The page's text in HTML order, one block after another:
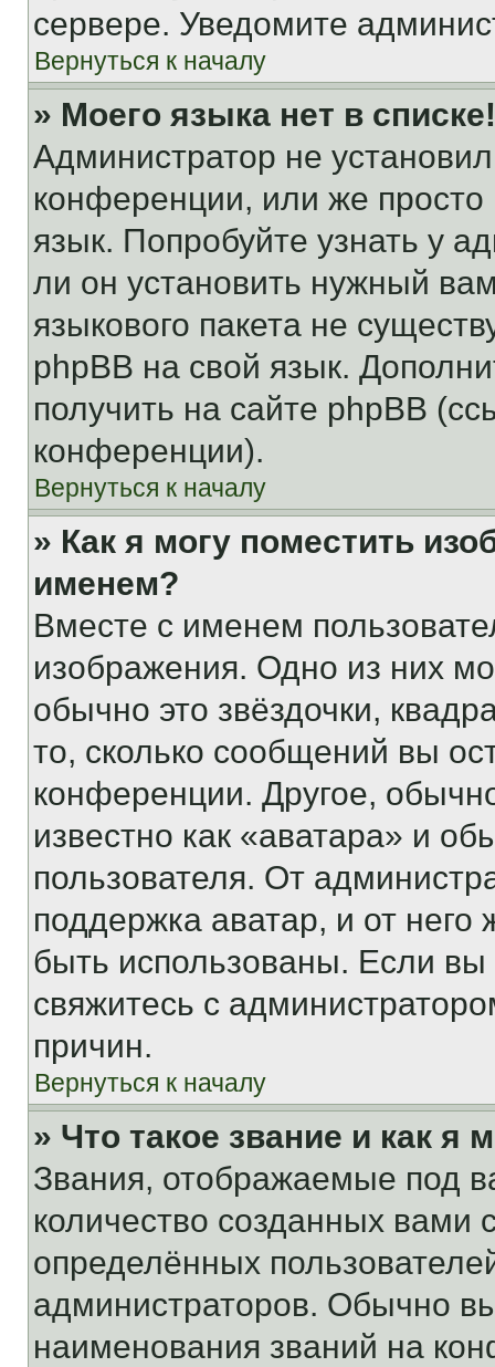
сервере. Уведомите
Вернуться к началу
» Моего языка нет в списке!
Администратор не
конференции, или же
язык. Попробуйте узнать у
ли он установить нужный
языкового пакета не
phpBB на свой язык.
получить на сайте phpBB
конференции).
Вернуться к началу
» Как я могу поместить
именем?
Вместе с именем
изображения. Одно из них
обычно это звёздочки,
то, сколько сообщений вы
конференции. Другое,
известно как «аватара» и
пользователя. От
поддержка аватар, и от него
быть использованы. Если
свяжитесь с
причин.
Вернуться к началу
» Что такое звание и как я
Звания, отображаемые под
количество созданных
определённых
администраторов. Обычно
наименования званий на